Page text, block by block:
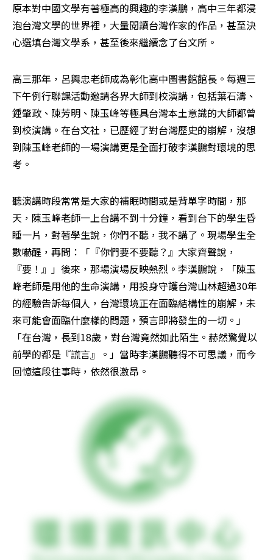
原本對中國文學有著極高的興趣的李漢鵬，高中三年都浸
泡台灣文學的世界裡，大量閱讀台灣作家的作品，甚至決
心選填台灣文學系，甚至後來繼續念了台文所。
高三那年，呂興忠老師成為彰化高中圖書館館長。每週三
下午例行聯課活動邀請各界大師到校演講，包括葉石濤、
鍾肇政、陳芳明、陳玉峰等極具台灣本土意識的大師都曾
到校演講。在台文社，已歷經了對台灣歷史的崩解，沒想
到陳玉峰老師的一場演講更是全面打破李漢鵬對環境的思
考。
聽演講時段常常是大家的補眠時間或是背單字時間，那
天，陳玉峰老師一上台講不到十分鐘，看到台下的學生昏
睡一片，對著學生說，你們不聽，我不講了。現場學生全
數嚇醒，再問：「『你們要不要聽？』大家齊聲說，
『要！』」後來，那場演場反映熱烈。李漢鵬說，「陳玉
峰老師是用他的生命演講，用投身守護台灣山林超過30年
的經驗告訴每個人，台灣環境正在面臨結構性的崩解，未
來可能會面臨什麼樣的問題，預言即將發生的一切。」
「在台灣，長到18歲，對台灣竟然如此陌生。赫然驚覺以
前學的都是『謊言』。」當時李漢鵬聽得不可思議，而今
回憶這段往事時，依然很激昂。